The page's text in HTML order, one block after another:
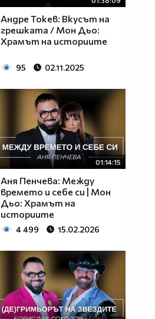
Андре Токев: Вкусът на
грешката / Мон Дьо:
Храмът на историите
95 02.11.2025
01:14:15
Аня Пенчева: Между
времето и себе си | Мон
Дьо: Храмът на
историите
4 499 15.02.2026